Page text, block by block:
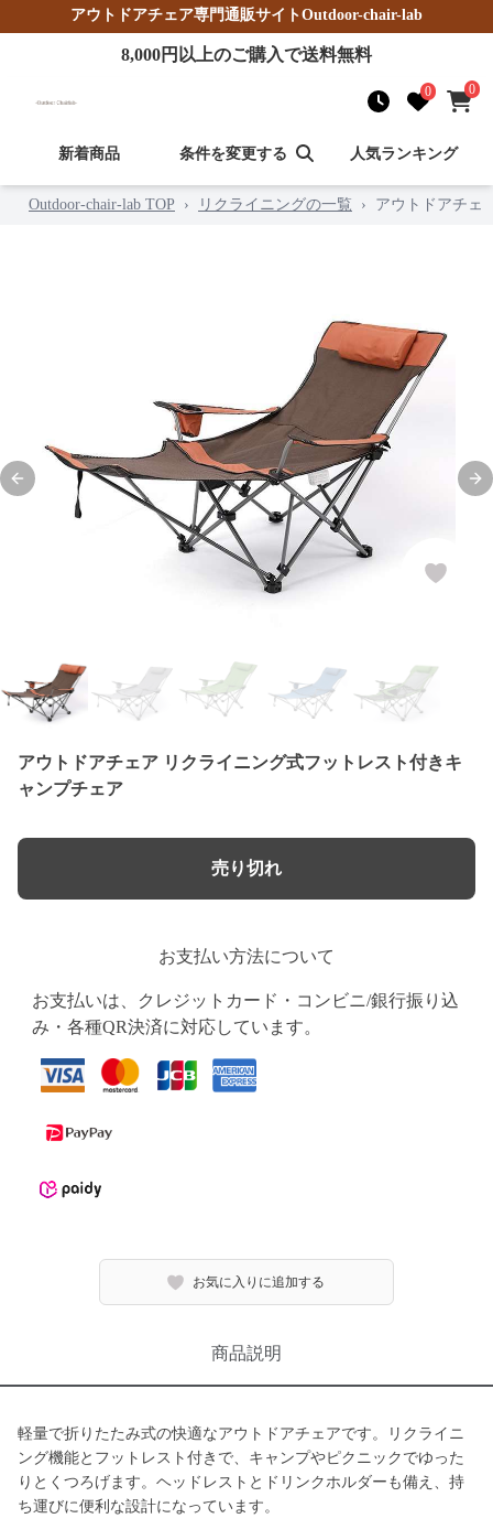
アウトドアチェア専門通販サイトOutdoor-chair-lab
8,000円以上のご購入で送料無料
0 0
新着商品 条件を変更する 人気ランキング
Outdoor-chair-lab TOP › リクライニングの一覧 › アウトドアチェ
Previous slide
アウトドアチェア リクライニング式フットレスト付きキ
ャンプチェア
売り切れ
お支払い方法について
お支払いは、クレジットカード・コンビニ/銀行振り込
み・各種QR決済に対応しています。
お気に入りに追加する
商品説明
軽量で折りたたみ式の快適なアウトドアチェアです。リクライニ
ング機能とフットレスト付きで、キャンプやピクニックでゆった
りとくつろげます。ヘッドレストとドリンクホルダーも備え、持
ち運びに便利な設計になっています。